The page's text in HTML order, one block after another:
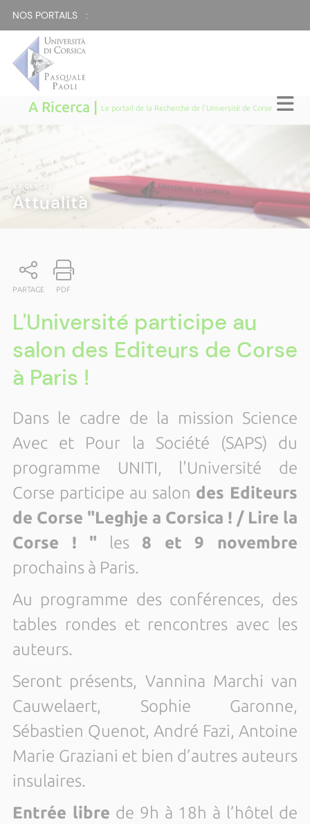
NOS PORTAILS :
A Ricerca | Le portail de la Recherche de l'Université de Corse
A RICERCA
Attualità
PARTAGE PDF
L'Université participe au
salon des Editeurs de Corse
à Paris !
Dans le cadre de la mission Science
Avec et Pour la Société (SAPS) du
programme UNITI, l'Université de
Corse participe au salon des Editeurs
de Corse "Leghje a Corsica ! / Lire la
Corse ! " les 8 et 9 novembre
prochains à Paris.
Au programme des conférences, des
tables rondes et rencontres avec les
auteurs.
Seront présents, Vannina Marchi van
Cauwelaert, Sophie Garonne,
Sébastien Quenot, André Fazi, Antoine
Marie Graziani et bien d’autres auteurs
insulaires.
Entrée libre de 9h à 18h à l’hôtel de